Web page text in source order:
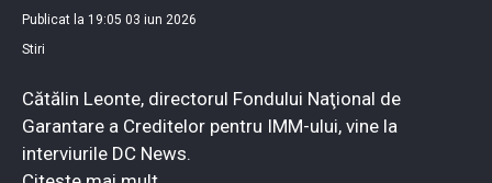
Publicat la 19:05 03 iun 2026
Stiri
Cătălin Leonte, directorul Fondului Naţional de
Garantare a Creditelor pentru IMM-ului, vine la
interviurile DC News.